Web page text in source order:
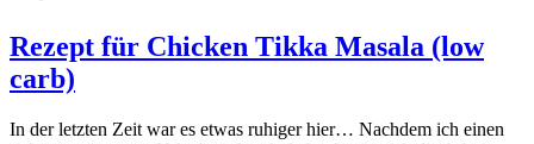
Rezept für Chicken Tikka Masala (low
carb)
In der letzten Zeit war es etwas ruhiger hier… Nachdem ich einen